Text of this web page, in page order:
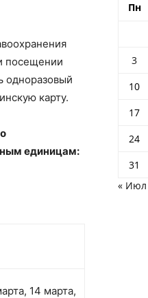
посещении
одноразовый
карту.
единицам:
14 марта,
Пн
3
10
17
24
31
« Июл